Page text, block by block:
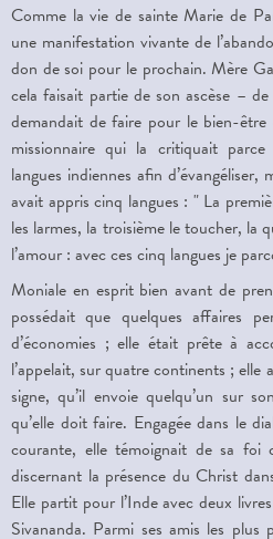
Comme la vie de sainte Marie de
une manifestation vivante de
don de soi pour le prochain. Mère
cela faisait partie de son ascèse –
demandait de faire pour le bien-
missionnaire qui la critiquait parce
langues indiennes afin d’évangéliser,
avait appris cinq langues : " La
les larmes, la troisième le toucher, la
l’amour : avec ces cinq langues je
Moniale en esprit bien avant de
possédait que quelques affaires
d’économies ; elle était prête à
l’appelait, sur quatre continents ;
signe, qu’il envoie quelqu’un sur
qu’elle doit faire. Engagée dans le
courante, elle témoignait de sa foi
discernant la présence du Christ
Elle partit pour l’Inde avec deux
Sivananda. Parmi ses amis les plus